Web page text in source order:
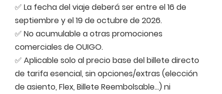
✅ La fecha del viaje deberá ser entre el 16 de
septiembre y el 19 de octubre de 2026.
✅ No acumulable a otras promociones
comerciales de OUIGO.
✅ Aplicable solo al precio base del billete directo
de tarifa esencial, sin opciones/extras (elección
de asiento, Flex, Billete Reembolsable…) ni